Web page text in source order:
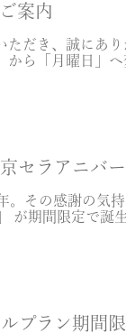
案内
だき、誠にあ
ら「月曜日」
セラアニバ
。その感謝の気
が期間限定で誕
プラン期間限